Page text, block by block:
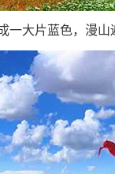
大片蓝色，漫山